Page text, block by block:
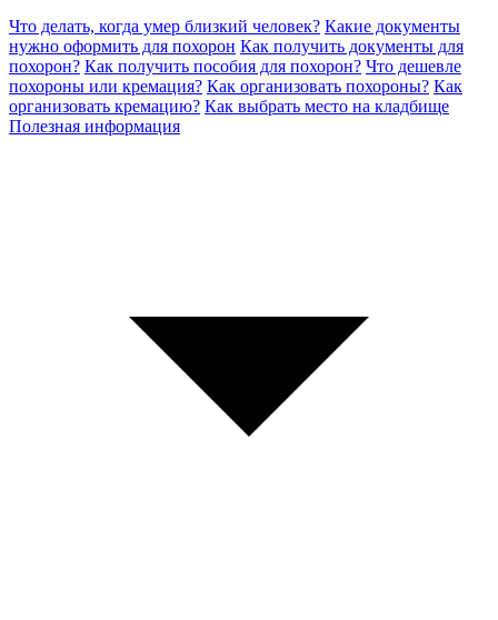
Что делать, когда умер близкий человек? Какие документы
нужно оформить для похорон Как получить документы для
похорон? Как получить пособия для похорон? Что дешевле
похороны или кремация? Как организовать похороны? Как
организовать кремацию? Как выбрать место на кладбище
Полезная информация